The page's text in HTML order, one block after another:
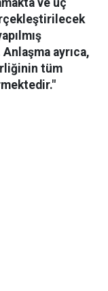
Anlaşma ayrıca,
tüm